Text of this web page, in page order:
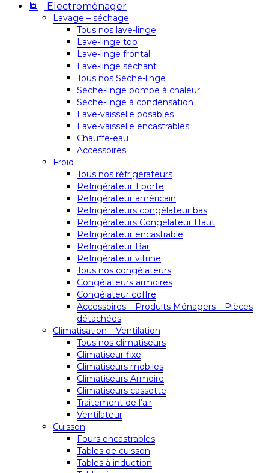
Electroménager
Lavage – séchage
Tous nos lave-linge
Lave-linge top
Lave-linge frontal
Lave-linge séchant
Tous nos Sèche-linge
Sèche-linge pompe à chaleur
Sèche-linge à condensation
Lave-vaisselle posables
Lave-vaisselle encastrables
Chauffe-eau
Accessoires
Froid
Tous nos réfrigérateurs
Réfrigérateur 1 porte
Réfrigérateur américain
Réfrigérateurs congélateur bas
Réfrigérateurs Congélateur Haut
Réfrigérateur encastrable
Réfrigérateur Bar
Réfrigérateur vitrine
Tous nos congélateurs
Congélateurs armoires
Congélateur coffre
Accessoires – Produits Ménagers – Pièces
détachées
Climatisation – Ventilation
Tous nos climatiseurs
Climatiseur fixe
Climatiseurs mobiles
Climatiseurs Armoire
Climatiseurs cassette
Traitement de l’air
Ventilateur
Cuisson
Fours encastrables
Tables de cuisson
Tables à induction